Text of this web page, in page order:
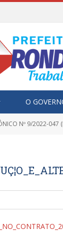
O
9/2022-047 (REGISTRO DE